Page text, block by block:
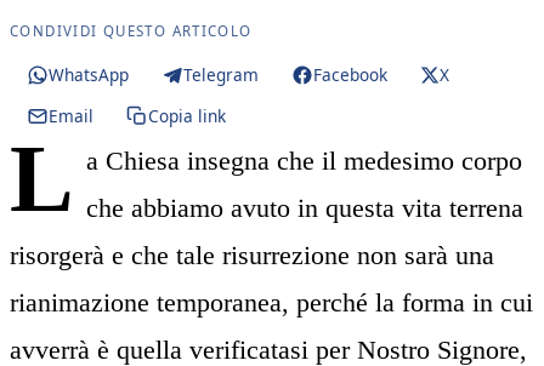
CONDIVIDI QUESTO ARTICOLO
WhatsApp Telegram Facebook
X
Email
Copia link
L a Chiesa insegna che il medesimo corpo
che abbiamo avuto in questa vita terrena
risorgerà e che tale risurrezione non sarà una
rianimazione temporanea, perché la forma in cui
avverrà è quella verificatasi per Nostro Signore,